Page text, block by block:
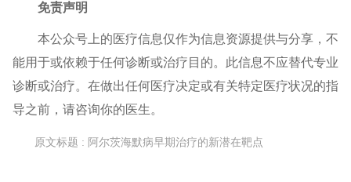
免责声明
本公众号上的医疗信息仅作为信息资源提供与分享，不
能用于或依赖于任何诊断或治疗目的。此信息不应替代专业
诊断或治疗。在做出任何医疗决定或有关特定医疗状况的指
导之前，请咨询你的医生。
原文标题 : 阿尔茨海默病早期治疗的新潜在靶点